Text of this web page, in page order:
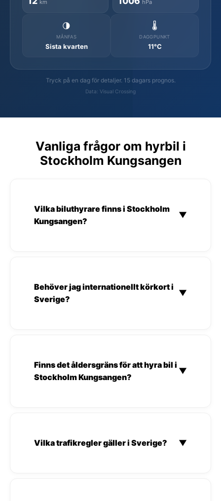
km hPa
🌗
MÅNFAS
Sista kvarten
🌡️
DAGGPUNKT
11°C
Tryck på en dag för detaljer. 15 dagars prognos.
Data: Visual Crossing
Vanliga frågor om hyrbil i
Stockholm Kungsangen
Vilka biluthyrare finns i Stockholm
Kungsangen?
▼
Behöver jag internationellt körkort i
Sverige?
▼
Finns det åldersgräns för att hyra bil i
Stockholm Kungsangen?
▼
Vilka trafikregler gäller i Sverige? ▼